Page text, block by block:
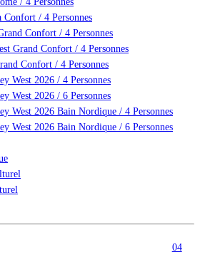
Confort / 4 Personnes
Confort / 4 Personnes
Grand Confort / 4 Personnes
Confort / 4 Personnes
West 2026 / 4 Personnes
West 2026 / 6 Personnes
West 2026 Bain Nordique / 4 Personnes
West 2026 Bain Nordique / 6 Personnes
04